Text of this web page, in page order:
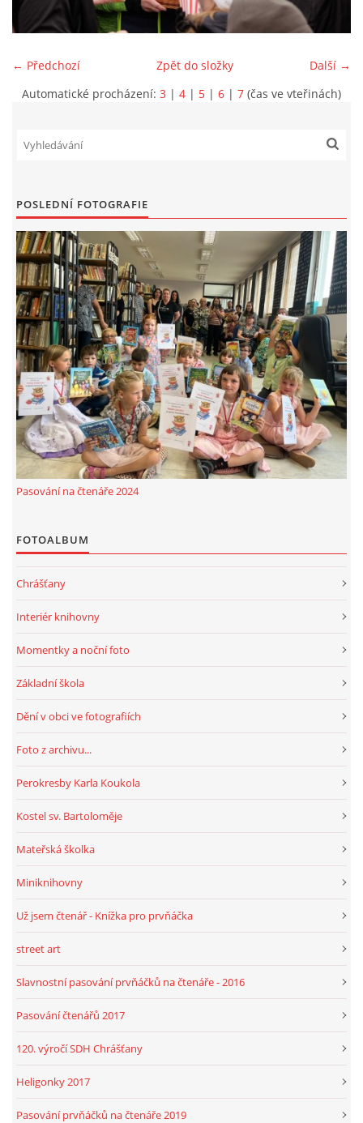
VIDEA Z DRONU
PROJEKT FLYNN "KNIHOVNA" CARSEN
E-KNIHY DO KAŽDÉ KNIHOVNY
GRANTY A DOTACE
MOBILNÍ APLIKACE
FREE WIFI
VÝZNAČNÍ RODÁCI
NAPSALI O NÁS....
KNIHOVNÍ ŘÁD
© 2026 eStránky.cz |RSS|WebSlice |Tisk|Aktualizováno: 1. 8. 2026
← Předchozí Další →
Zpět do složky
Automatické procházení: 3 | 4 | 5 | 6 | 7 (čas ve vteřinách)
POSLEDNÍ FOTOGRAFIE
Pasování na čtenáře 2024
FOTOALBUM
Chrášťany
Interiér knihovny
Momentky a noční foto
Základní škola
Dění v obci ve fotografiích
Foto z archivu...
Perokresby Karla Koukola
Kostel sv. Bartoloměje
Mateřská školka
Miniknihovny
Už jsem čtenář - Knížka pro prvňáčka
street art
Slavnostní pasování prvňáčků na čtenáře - 2016
Pasování čtenářů 2017
120. výročí SDH Chrášťany
Heligonky 2017
Pasování prvňáčků na čtenáře 2019